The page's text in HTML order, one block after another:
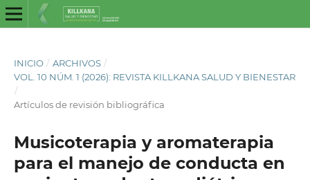
INICIO / ARCHIVOS /
VOL. 10 NÚM. 1 (2026): REVISTA KILLKANA SALUD Y BIENESTAR
/
Artículos de revisión bibliográfica
Musicoterapia y aromaterapia
para el manejo de conducta en